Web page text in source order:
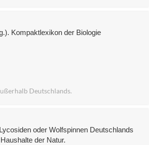
Kompaktlexikon der Biologie
Deutschlands.
oder Wolfspinnen Deutschlands
der Natur.